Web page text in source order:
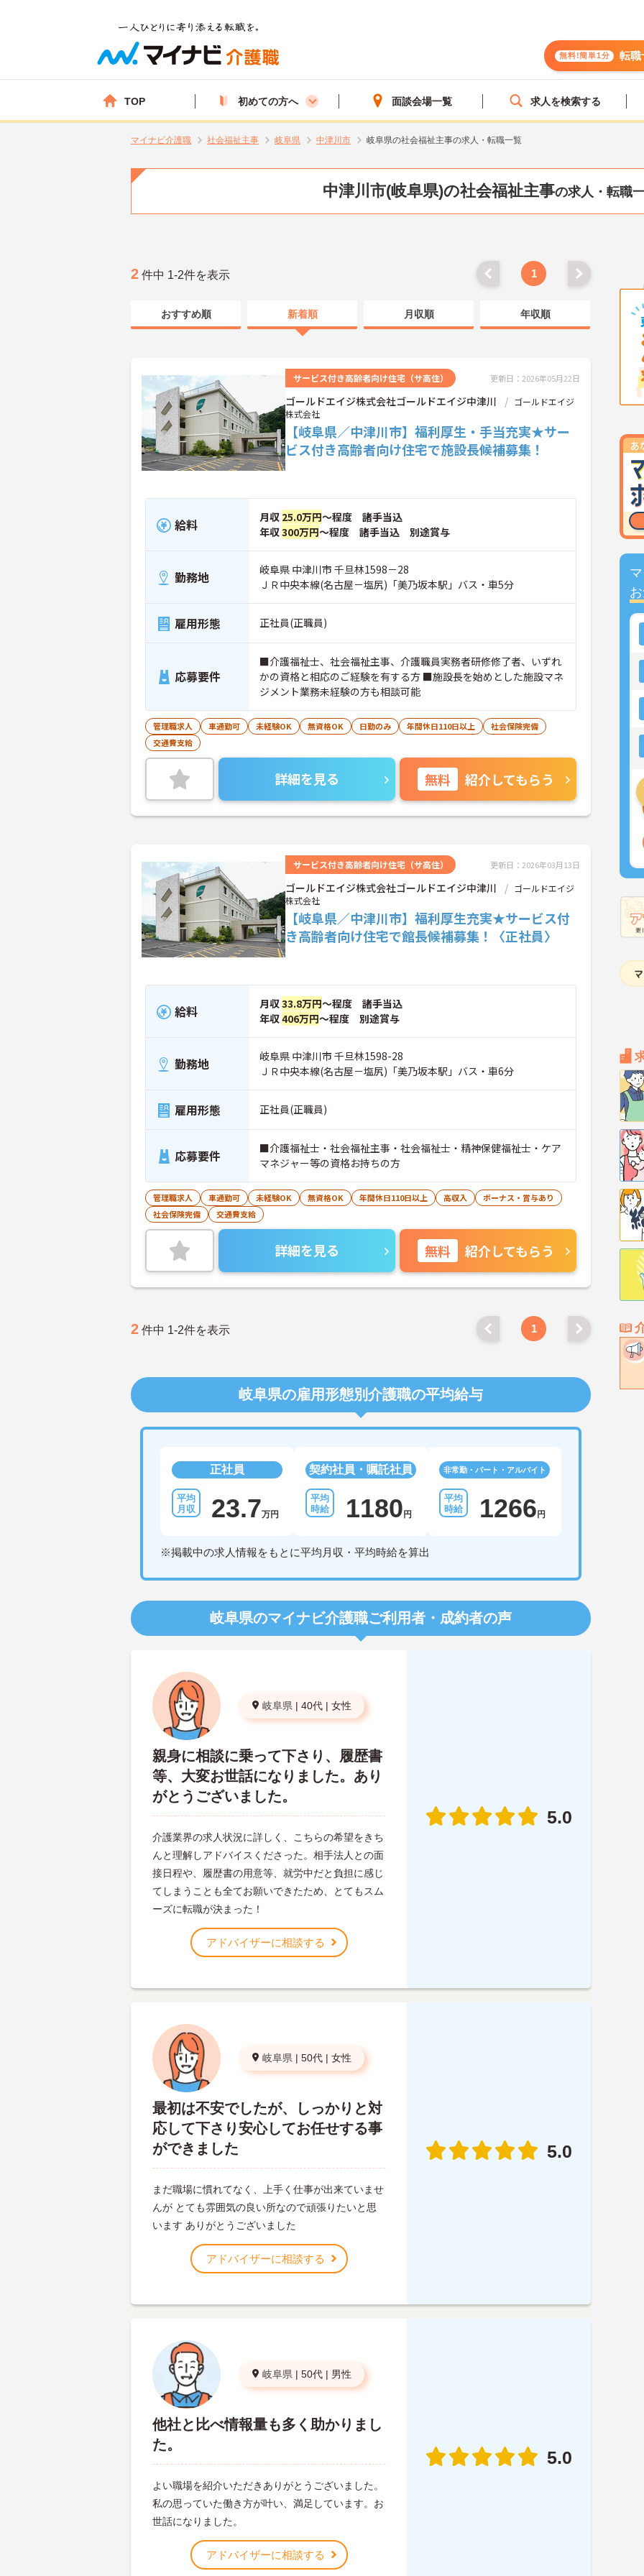
無料!簡単1分 転職
TOP 初めての方へ 面談会場一覧 求人を検索する
マイナビ介護職 社会福祉主事 岐阜県 中津川市 岐阜県の社会福祉主事の求人・転職一覧
中津川市(岐阜県)の社会福祉主事の求人・転職
2 件中 1-2件を表示 1
おすすめ順 新着順 月収順 年収順
サービス付き高齢者向け住宅（サ高住） 更新日：2026年05月22日
ゴールドエイジ株式会社ゴールドエイジ中津川
ゴールドエイジ
株式会社
【岐阜県／中津川市】福利厚生・手当充実★サー
ビス付き高齢者向け住宅で施設長候補募集！
給料 月収 25.0万円～程度 諸手当込
年収300万円～程度 諸手当込 別途賞与
勤務地
岐阜県 中津川市 千旦林1598－28
ＪＲ中央本線(名古屋－塩尻)「美乃坂本駅」バス・車5分
雇用形態 正社員(正職員)
応募要件
■介護福祉士、社会福祉主事、介護職員実務者研修修了者、いずれ
かの資格と相応のご経験を有する方 ■施設長を始めとした施設マネ
ジメント業務未経験の方も相談可能
管理職求人 車通勤可 未経験OK 無資格OK 日勤のみ 年間休日110日以上
社会保険完備
交通費支給
詳細を見る 無料 紹介してもらう
サービス付き高齢者向け住宅（サ高住） 更新日：2026年03月13日
ゴールドエイジ株式会社ゴールドエイジ中津川
ゴールドエイジ
株式会社
【岐阜県／中津川市】福利厚生充実★サービス付
き高齢者向け住宅で館長候補募集！〈正社員〉
給料 月収33.8万円～程度 諸手当込
年収406万円～程度 別途賞与
勤務地
岐阜県 中津川市 千旦林1598-28
ＪＲ中央本線(名古屋－塩尻)「美乃坂本駅」バス・車6分
雇用形態 正社員(正職員)
応募要件
■介護福祉士・社会福祉主事・社会福祉士・精神保健福祉士・ケア
マネジャー等の資格お持ちの方
管理職求人 車通勤可 未経験OK 無資格OK 年間休日110日以上 高収入
ボーナス・賞与あり
社会保険完備
交通費支給
詳細を見る 無料 紹介してもらう
2 件中 1-2件を表示 1
岐阜県の雇用形態別介護職の平均給与
正社員
23.7万円
契約社員・嘱託社員
1180 円
非常勤・パート・アルバイト
1266 円
※掲載中の求人情報をもとに平均月収・平均時給を算出
岐阜県のマイナビ介護職ご利用者・成約者の声
岐阜県 | 40代 | 女性
親身に相談に乗って下さり、履歴書
等、大変お世話になりました。あり
がとうございました。
介護業界の求人状況に詳しく、こちらの希望をきち
んと理解しアドバイスくださった。相手法人との面
接日程や、履歴書の用意等、就労中だと負担に感じ
てしまうことも全てお願いできたため、とてもスム
ーズに転職が決まった！
アドバイザーに相談する
5.0
岐阜県 | 50代 | 女性
最初は不安でしたが、しっかりと対
応して下さり安心してお任せする事
ができました
まだ職場に慣れてなく、上手く仕事が出来ていませ
んが とても雰囲気の良い所なので頑張りたいと思
います ありがとうございました
アドバイザーに相談する
5.0
岐阜県 | 50代 | 男性
他社と比べ情報量も多く助かりまし
た。
よい職場を紹介いただきありがとうございました。
私の思っていた働き方が叶い、満足しています。お
世話になりました。
アドバイザーに相談する
5.0